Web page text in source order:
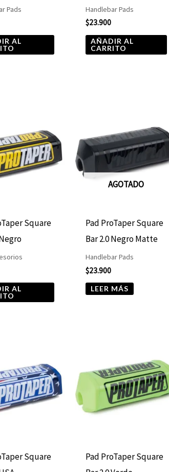
Pads
AL
Handlebar Pads
$23.900
AÑADIR AL
CARRITO
Square
AL
AGOTADO
Pad ProTaper Square
Bar 2.0 Negro Matte
Handlebar Pads
$23.900
LEER MÁS
Square
Pad ProTaper Square